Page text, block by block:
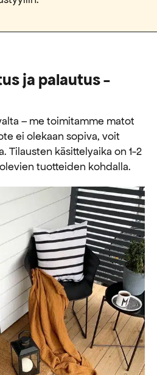
ja palautus -
– me toimitamme matot
ei olekaan sopiva, voit
​​Tilausten käsittelyaika on 1-2
tuotteiden kohdalla.